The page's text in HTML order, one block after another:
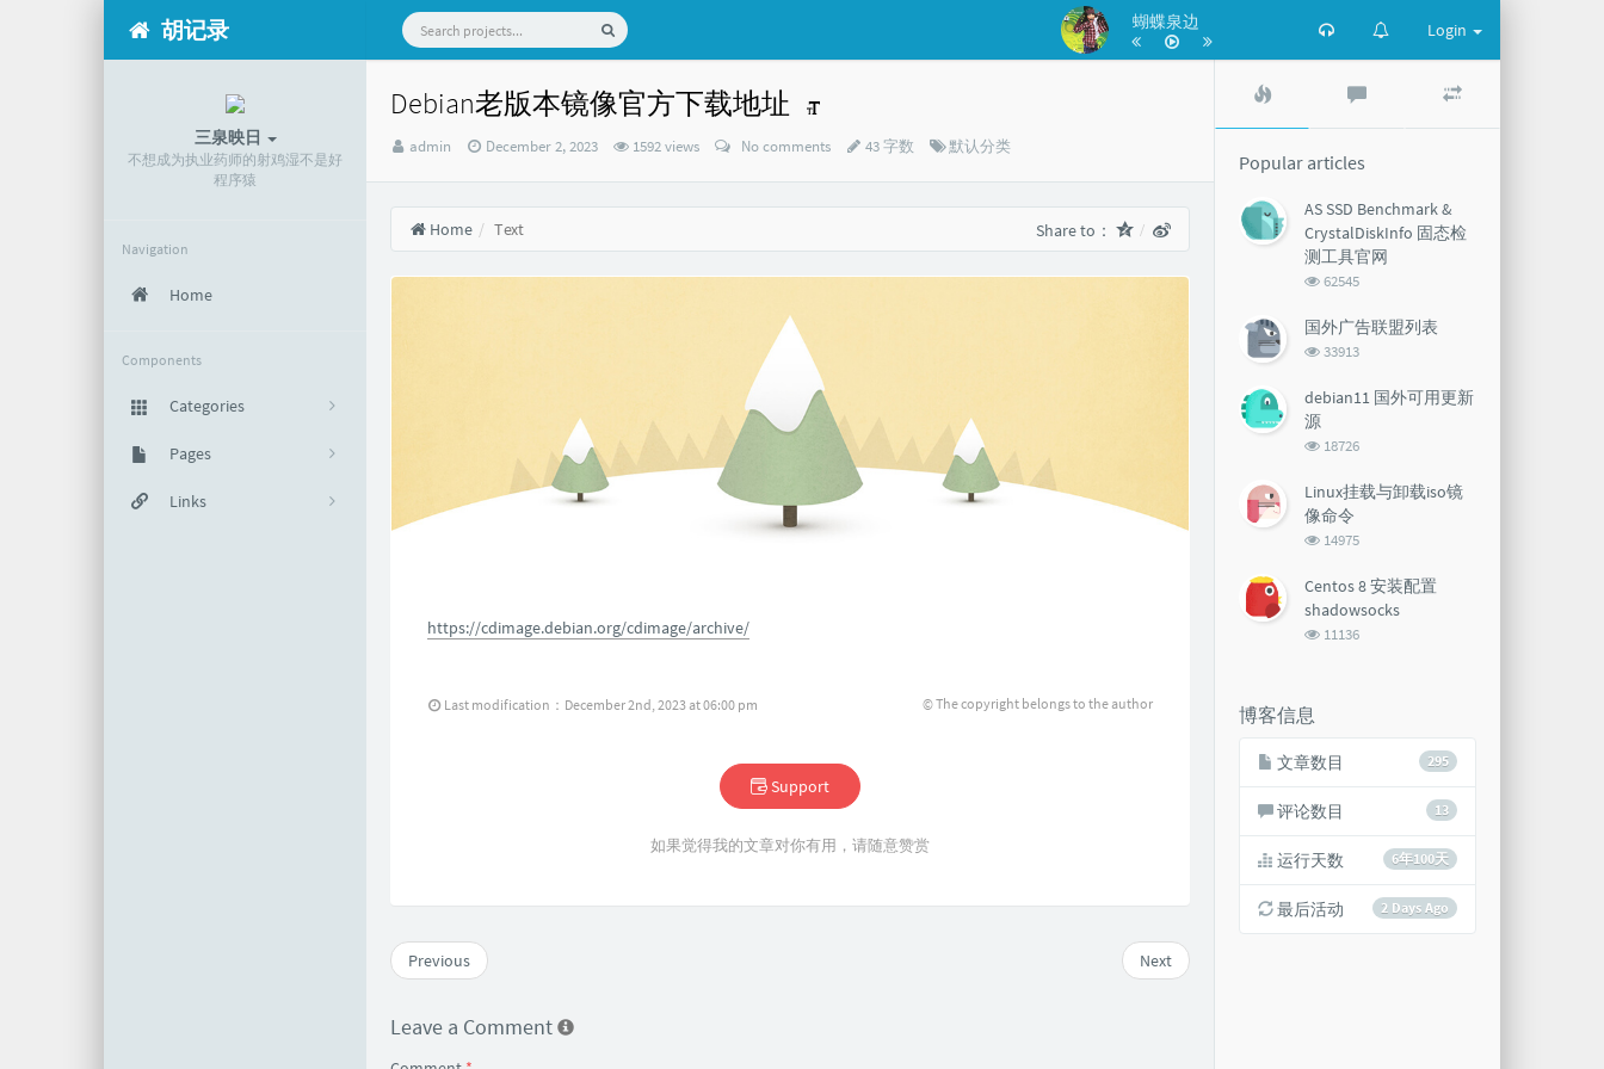
胡记录 蝴蝶泉边 Login
三泉映日
不想成为执业药师的射鸡湿不是好
程序猿
Navigation
Home
Components
Categories
295
默认分类
Pages
关于Links
Debian老版本镜像官方下载地址
Author：
admin
发
时
间：
December 2, 2023 1592 views No comments 43 字数 Categories：
默认分类
Home Text Share to：
https://cdimage.debian.org/cdimage/archive/
Last modification：December 2nd, 2023 at 06:00 pm © The copyright belongs to the author
Support
如果觉得我的文章对你有用，请随意赞赏
Next
Previous
Leave a Comment
comments
Popular articles
AS SSD Benchmark &
CrystalDiskInfo 固态检
测工具官网
浏
次
数:
62545
国外广告联盟列表
浏
次
33913
debian11 国外可用更新
源
浏
次
数:
18726
Linux挂载与卸载iso镜
像命令
浏
次
数:
14975
Centos 8 安装配置
shadowsocks
浏
11136
博客信息
295
文章数目
13
评论数目
6年100天
运行天数
2 Days Ago
最后活动